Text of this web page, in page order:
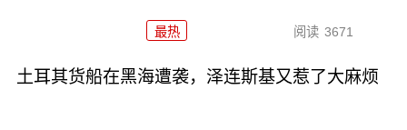
最热 阅读 3671
土耳其货船在黑海遭袭，泽连斯基又惹了大麻烦